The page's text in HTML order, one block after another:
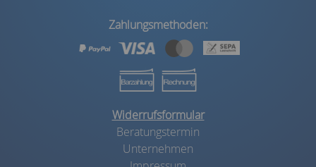
Zahlungsmethoden:
Widerrufsformular
Beratungstermin
Unternehmen